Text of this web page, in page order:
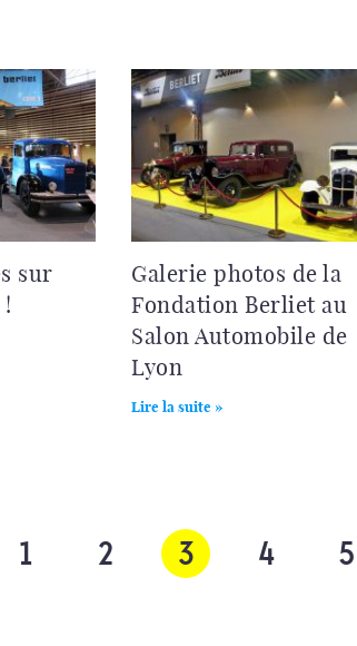
sur
Galerie photos de la
Fondation Berliet au
Salon Automobile de
Lyon
Lire la suite »
1 2 3 4 5